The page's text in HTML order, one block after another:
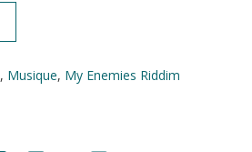
, Musique, My Enemies Riddim